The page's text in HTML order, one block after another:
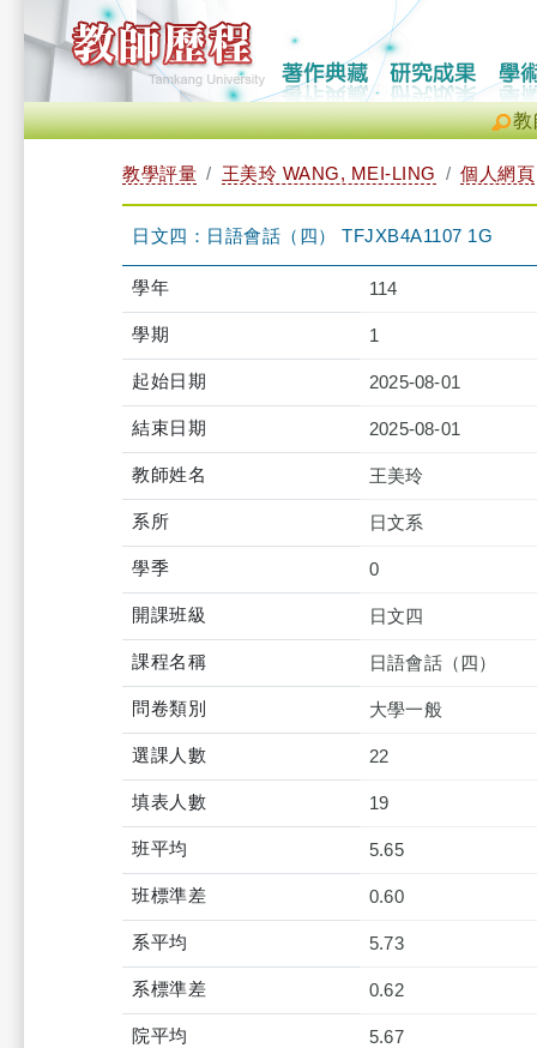
教
教學評量 王美玲 WANG, MEI-LING 個人網頁
日文四：日語會話（四） TFJXB4A1107 1G
學年 114
學期 1
起始日期 2025-08-01
結束日期 2025-08-01
教師姓名 王美玲
系所 日文系
學季 0
開課班級 日文四
課程名稱 日語會話（四）
問卷類別 大學一般
選課人數 22
填表人數 19
班平均 5.65
班標準差 0.60
系平均 5.73
系標準差 0.62
院平均 5.67